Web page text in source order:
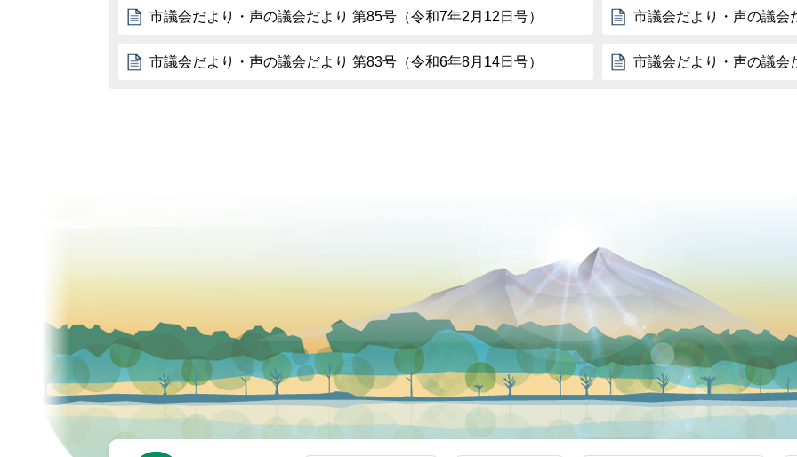
市議会だより・声の議会だより 第85号（令和7年2月12日号） 市議会だより・声の議会
市議会だより・声の議会だより 第83号（令和6年8月14日号） 市議会だより・声の議会